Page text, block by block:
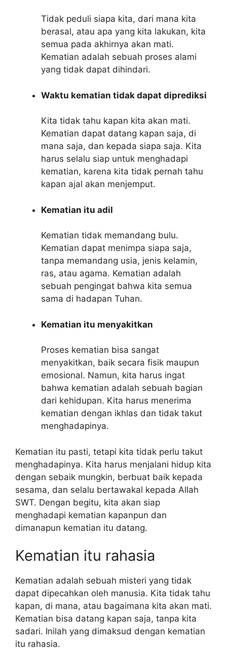
Tidak peduli siapa kita, dari mana kita
berasal, atau apa yang kita lakukan, kita
semua pada akhirnya akan mati.
Kematian adalah sebuah proses alami
yang tidak dapat dihindari.
Waktu kematian tidak dapat diprediksi
Kita tidak tahu kapan kita akan mati.
Kematian dapat datang kapan saja, di
mana saja, dan kepada siapa saja. Kita
harus selalu siap untuk menghadapi
kematian, karena kita tidak pernah tahu
kapan ajal akan menjemput.
Kematian itu adil
Kematian tidak memandang bulu.
Kematian dapat menimpa siapa saja,
tanpa memandang usia, jenis kelamin,
ras, atau agama. Kematian adalah
sebuah pengingat bahwa kita semua
sama di hadapan Tuhan.
Kematian itu menyakitkan
Proses kematian bisa sangat
menyakitkan, baik secara fisik maupun
emosional. Namun, kita harus ingat
bahwa kematian adalah sebuah bagian
dari kehidupan. Kita harus menerima
kematian dengan ikhlas dan tidak takut
menghadapinya.
Kematian itu pasti, tetapi kita tidak perlu takut
menghadapinya. Kita harus menjalani hidup kita
dengan sebaik mungkin, berbuat baik kepada
sesama, dan selalu bertawakal kepada Allah
SWT. Dengan begitu, kita akan siap
menghadapi kematian kapanpun dan
dimanapun kematian itu datang.
Kematian itu rahasia
Kematian adalah sebuah misteri yang tidak
dapat dipecahkan oleh manusia. Kita tidak tahu
kapan, di mana, atau bagaimana kita akan mati.
Kematian bisa datang kapan saja, tanpa kita
sadari. Inilah yang dimaksud dengan kematian
itu rahasia.